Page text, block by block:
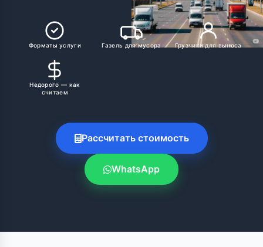
Форматы услуги Газель для мусора Грузчики для выноса
Недорого — как
считаем
Рассчитать стоимость
WhatsApp